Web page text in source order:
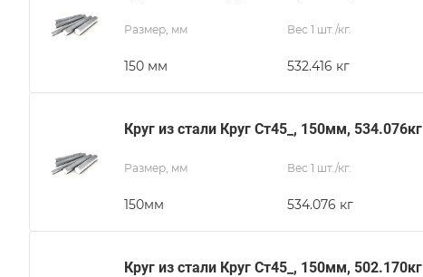
Размер, мм
150 мм
Вес 1 шт./кг.
532.416 кг
Круг из стали Круг Ст45_, 150мм, 534.076кг
Размер, мм
150мм
Вес 1 шт./кг.
534.076 кг
Круг из стали Круг Ст45_, 150мм, 502.170кг